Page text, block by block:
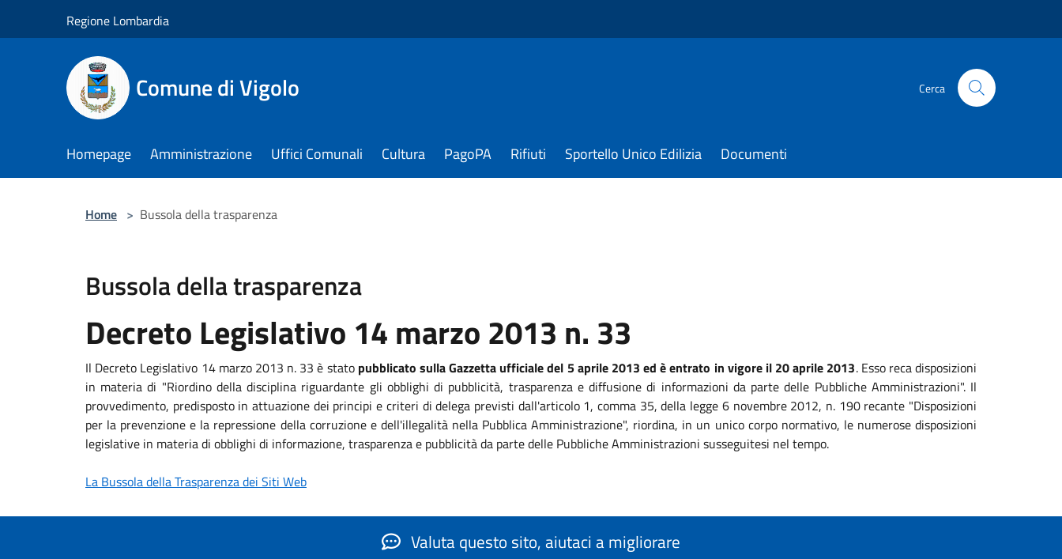
Regione Lombardia
Comune di Vigolo Cerca
Homepage Amministrazione Uffici Comunali Cultura PagoPA Rifiuti Sportello Unico Edilizia Documenti
Home > Bussola della trasparenza
Bussola della trasparenza
Decreto Legislativo 14 marzo 2013 n. 33
Il Decreto Legislativo 14 marzo 2013 n. 33 è stato pubblicato sulla Gazzetta ufficiale del 5 aprile 2013 ed è entrato in vigore il 20 aprile 2013. Esso reca disposizioni
in materia di "Riordino della disciplina riguardante gli obblighi di pubblicità, trasparenza e diffusione di informazioni da parte delle Pubbliche Amministrazioni". Il
provvedimento, predisposto in attuazione dei principi e criteri di delega previsti dall'articolo 1, comma 35, della legge 6 novembre 2012, n. 190 recante "Disposizioni
per la prevenzione e la repressione della corruzione e dell'illegalità nella Pubblica Amministrazione", riordina, in un unico corpo normativo, le numerose disposizioni
legislative in materia di obblighi di informazione, trasparenza e pubblicità da parte delle Pubbliche Amministrazioni susseguitesi nel tempo.
La Bussola della Trasparenza dei Siti Web
Valuta questo sito, aiutaci a migliorare